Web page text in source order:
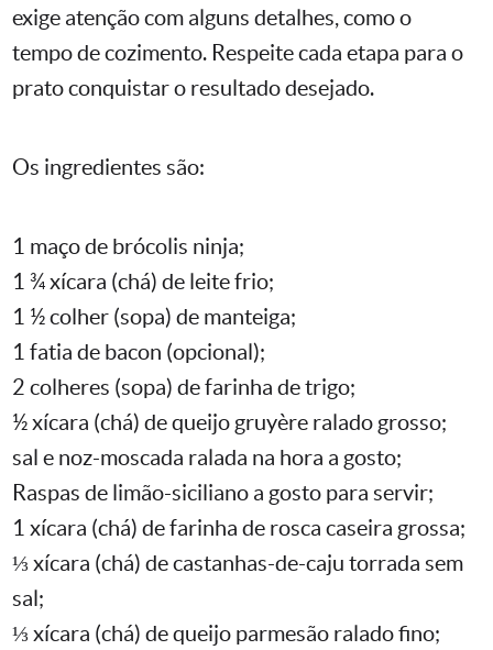
exige atenção com alguns detalhes, como o
tempo de cozimento. Respeite cada etapa para o
prato conquistar o resultado desejado.
Os ingredientes são:
1 maço de brócolis ninja;
1 ¾ xícara (chá) de leite frio;
1 ½ colher (sopa) de manteiga;
1 fatia de bacon (opcional);
2 colheres (sopa) de farinha de trigo;
½ xícara (chá) de queijo gruyère ralado grosso;
sal e noz-moscada ralada na hora a gosto;
Raspas de limão-siciliano a gosto para servir;
1 xícara (chá) de farinha de rosca caseira grossa;
⅓ xícara (chá) de castanhas-de-caju torrada sem
sal;
⅓ xícara (chá) de queijo parmesão ralado fino;